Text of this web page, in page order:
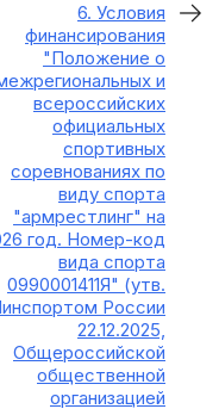
6. Условия
финансирования
"Положение о
и
всероссийских
официальных
спортивных
соревнованиях по
виду спорта
"армрестлинг" на
год. Номер-код
вида спорта
0990001411Я" (утв.
России
22.12.2025,
Общероссийской
общественной
организацией